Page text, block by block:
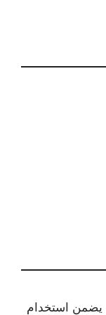
يضمن استخدام